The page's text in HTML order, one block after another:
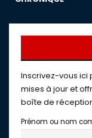
Inscrivez-vous ici
mises à jour et
boîte de
Prénom ou nom